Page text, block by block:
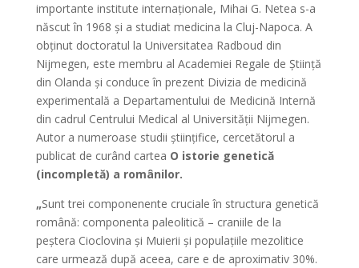
importante institute internaționale, Mihai G. Netea s-a
născut în 1968 și a studiat medicina la Cluj-Napoca. A
obținut doctoratul la Universitatea Radboud din
Nijmegen, este membru al Academiei Regale de Știință
din Olanda și conduce în prezent Divizia de medicină
experimentală a Departamentului de Medicină Internă
din cadrul Centrului Medical al Universității Nijmegen.
Autor a numeroase studii științifice, cercetătorul a
publicat de curând cartea O istorie genetică
(incompletă) a românilor.
„Sunt trei componenente cruciale în structura genetică
română: componenta paleolitică – craniile de la
peștera Cioclovina și Muierii și populațiile mezolitice
care urmează după aceea, care e de aproximativ 30%.